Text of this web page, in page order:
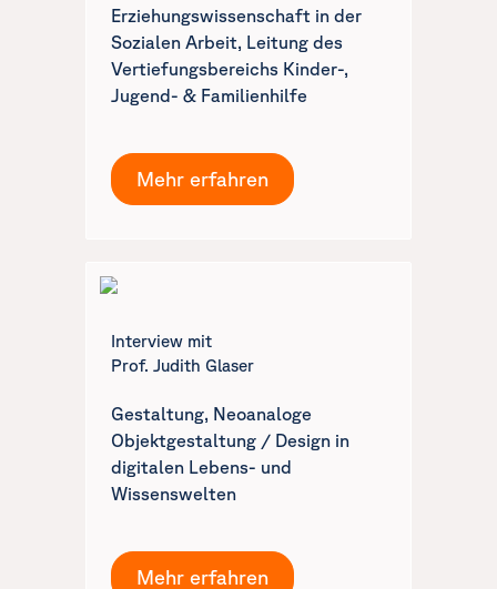
Erziehungswissenschaft in der
Sozialen Arbeit, Leitung des
Vertiefungsbereichs Kinder-,
Jugend- & Familienhilfe
Mehr erfahren
Interview mit
Prof. Judith Glaser
Gestaltung, Neoanaloge
Objektgestaltung / Design in
digitalen Lebens- und
Wissenswelten
Mehr erfahren